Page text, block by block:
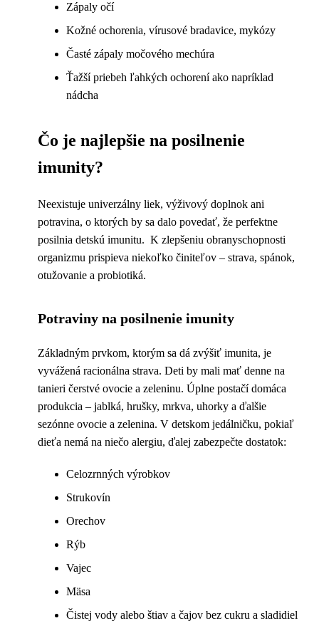
Zápaly očí
Kožné ochorenia, vírusové bradavice, mykózy
Časté zápaly močového mechúra
Ťažší priebeh ľahkých ochorení ako napríklad
nádcha
Čo je najlepšie na posilnenie
imunity?
Neexistuje univerzálny liek, výživový doplnok ani
potravina, o ktorých by sa dalo povedať, že perfektne
posilnia detskú imunitu. K zlepšeniu obranyschopnosti
organizmu prispieva niekoľko činiteľov – strava, spánok,
otužovanie a probiotiká.
Potraviny na posilnenie imunity
Základným prvkom, ktorým sa dá zvýšiť imunita, je
vyvážená racionálna strava. Deti by mali mať denne na
tanieri čerstvé ovocie a zeleninu. Úplne postačí domáca
produkcia – jablká, hrušky, mrkva, uhorky a ďalšie
sezónne ovocie a zelenina. V detskom jedálničku, pokiaľ
dieťa nemá na niečo alergiu, ďalej zabezpečte dostatok:
Celozrnných výrobkov
Strukovín
Orechov
Rýb
Vajec
Mäsa
Čistej vody alebo štiav a čajov bez cukru a sladidiel